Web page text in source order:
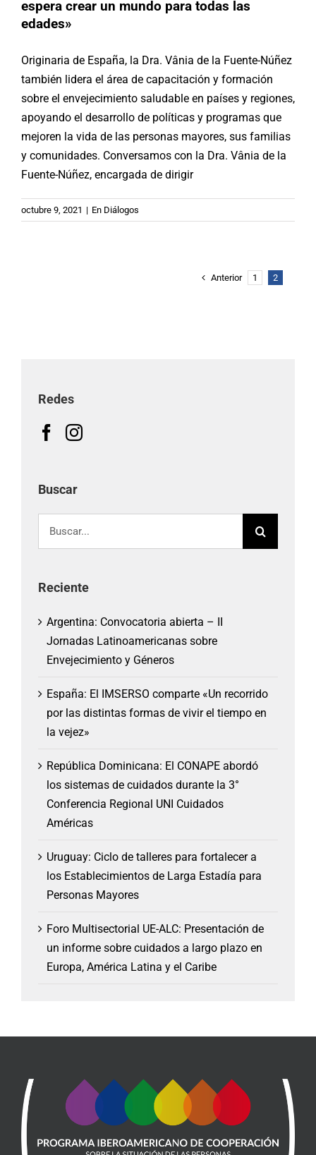
espera crear un mundo para todas las
edades»
Originaria de España, la Dra. Vânia de la Fuente-Núñez
también lidera el área de capacitación y formación
sobre el envejecimiento saludable en países y regiones,
apoyando el desarrollo de políticas y programas que
mejoren la vida de las personas mayores, sus familias
y comunidades. Conversamos con la Dra. Vânia de la
Fuente-Núñez, encargada de dirigir
octubre 9, 2021 | En Diálogos
Anterior 1 2
Redes
Buscar
Reciente
Argentina: Convocatoria abierta – II
Jornadas Latinoamericanas sobre
Envejecimiento y Géneros
España: El IMSERSO comparte «Un recorrido
por las distintas formas de vivir el tiempo en
la vejez»
República Dominicana: El CONAPE abordó
los sistemas de cuidados durante la 3°
Conferencia Regional UNI Cuidados
Américas
Uruguay: Ciclo de talleres para fortalecer a
los Establecimientos de Larga Estadía para
Personas Mayores
Foro Multisectorial UE-ALC: Presentación de
un informe sobre cuidados a largo plazo en
Europa, América Latina y el Caribe